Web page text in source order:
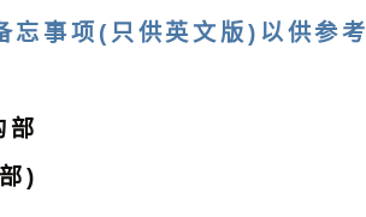
事项(只供英文版)以供参考
部
)